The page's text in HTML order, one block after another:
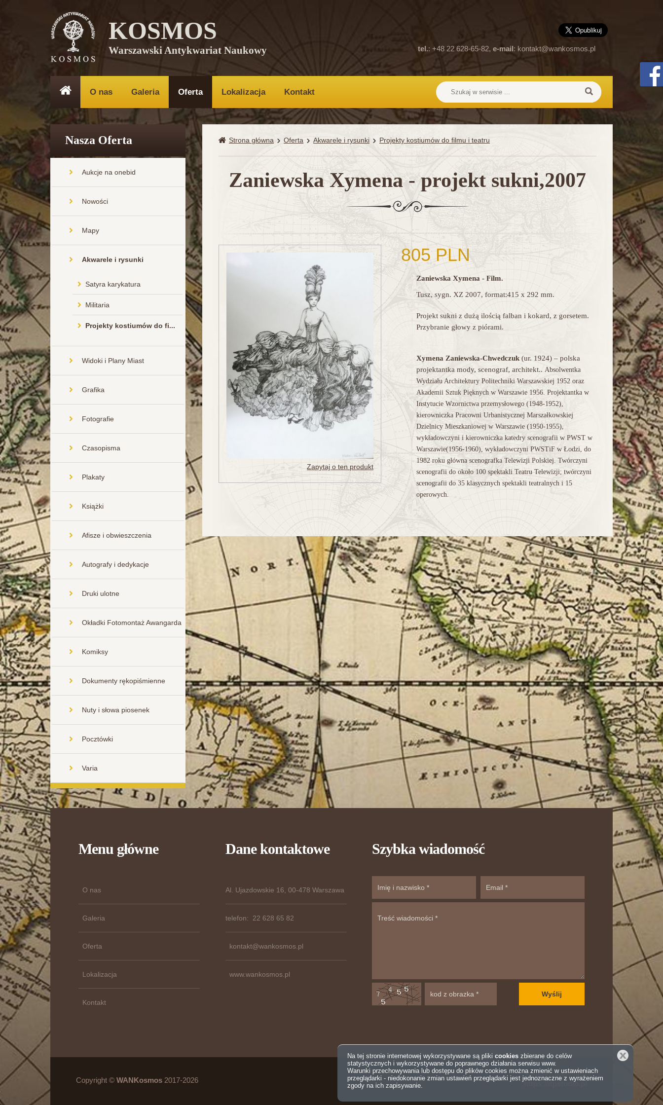
tel.: +48 22 628-65-82, e-mail: kontakt@wankosmos.pl
KOSMOS
Warszawski Antykwariat Naukowy
O nas Galeria Oferta Lokalizacja Kontakt
Nasza Oferta
Aukcje na onebid
Nowości
Mapy
Akwarele i rysunki
Satyra karykatura
Militaria
Projekty kostiumów do fi...
Widoki i Plany Miast
Grafika
Fotografie
Czasopisma
Plakaty
Książki
Afisze i obwieszczenia
Autografy i dedykacje
Druki ulotne
Okładki Fotomontaż Awangarda
Komiksy
Dokumenty rękopiśmienne
Nuty i słowa piosenek
Pocztówki
Varia
Strona główna Oferta Akwarele i rysunki Projekty kostiumów do filmu i teatru
Zaniewska Xymena - projekt sukni,2007
Zapytaj o ten produkt
805 PLN
Zaniewska Xymena - Film.
Tusz, sygn. XZ 2007, format:415 x 292 mm.
Projekt sukni z dużą ilością falban i kokard, z gorsetem.
Przybranie głowy z piórami.
Xymena Zaniewska-Chwedczuk (ur. 1924) – polska
projektantka mody, scenograf, architekt.. Absolwentka
Wydziału Architektury Politechniki Warszawskiej 1952 oraz
Akademii Sztuk Pięknych w Warszawie 1956. Projektantka w
Instytucie Wzornictwa przemysłowego (1948-1952),
kierowniczka Pracowni Urbanistycznej Marszałkowskiej
Dzielnicy Mieszkaniowej w Warszawie (1950-1955),
wykładowczyni i kierowniczka katedry scenografii w PWST w
Warszawie(1956-1960), wykładowczyni PWSTiF w Łodzi, do
1982 roku główna scenografka Telewizji Polskiej. Twórczyni
scenografii do około 100 spektakli Teatru Telewizji; twórczyni
scenografii do 35 klasycznych spektakli teatralnych i 15
operowych.
Menu główne
O nas
Galeria
Oferta
Lokalizacja
Kontakt
Dane kontaktowe
Al. Ujazdowskie 16, 00-478 Warszawa
telefon: 22 628 65 82
kontakt@wankosmos.pl
www.wankosmos.pl
Szybka wiadomość
Copyright © WANKosmos 2017-2026
projekt i wykonanie
https://itpstudio.pl
Zamknij
Na tej stronie internetowej wykorzystywane są pliki cookies zbierane do celów
statystycznych i wykorzystywane do poprawnego działania serwisu www.
Warunki przechowywania lub dostępu do plików cookies można zmienić w ustawieniach
przeglądarki - niedokonanie zmian ustawień przeglądarki jest jednoznaczne z wyrażeniem
zgody na ich zapisywanie.